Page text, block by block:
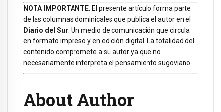
NOTA IMPORTANTE: El presente artículo forma parte
de las columnas dominicales que publica el autor en el
Diario del Sur . Un medio de comunicación que circula
en formato impreso y en edición digital. La totalidad del
contenido compromete a su autor ya que no
necesariamente interpreta el pensamiento sugoviano.
About Author